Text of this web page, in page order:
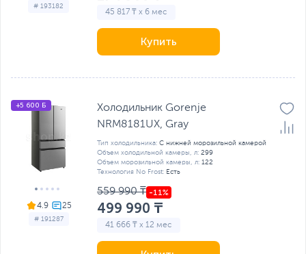
# 193182
45 817 ₸ x 6 мес
Купить
4.9
# 191287
+5 600 Б
Холодильник Gorenje
NRM8181UX, Gray
Тип холодильника: С нижней морозильной камерой
Объем холодильной камеры, л: 299
Объем морозильной камеры, л: 122
Технология No Frost: Есть
559 990 ₸
499 990 ₸
41 666 ₸ x 12 мес